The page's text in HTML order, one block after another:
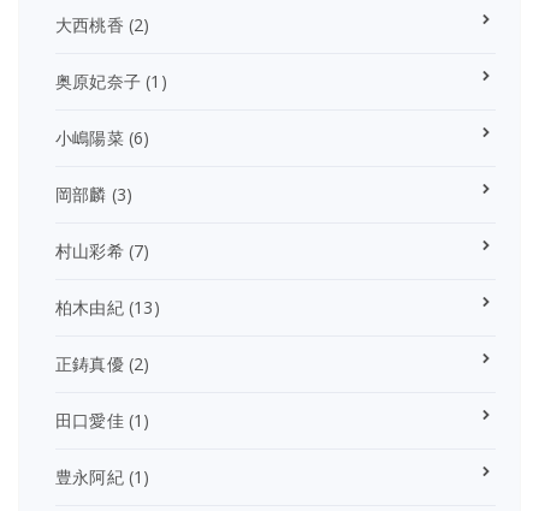
大西桃香 (2)
奥原妃奈子 (1)
小嶋陽菜(6)
岡部麟 (3)
村山彩希(7)
柏木由紀(13)
正鋳真優(2)
田口愛佳(1)
豊永阿紀(1)